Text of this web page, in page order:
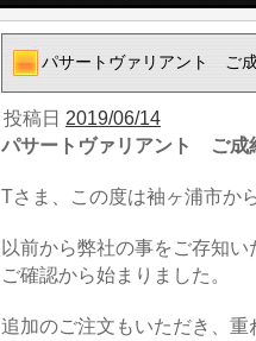
パサートヴァリアント ご
投稿日 2019/06/14
パサートヴァリアント ご成
Tさま、この度は袖ヶ浦市か
以前から弊社の事をご存知
ご確認から始まりました。
追加のご注文もいただき、